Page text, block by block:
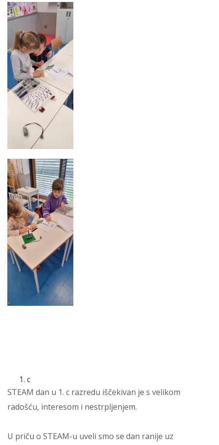
c
STEAM dan u 1. c razredu iščekivan je s velikom
radošću, interesom i nestrpljenjem.
U priču o STEAM-u uveli smo se dan ranije uz